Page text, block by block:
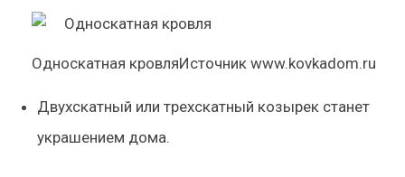
Односкатная кровляИсточник www.kovkadom.ru
Двухскатный или трехскатный козырекстанет
украшением дома.